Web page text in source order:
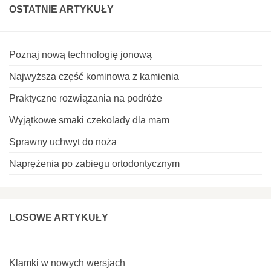
OSTATNIE ARTYKUŁY
Poznaj nową technologię jonową
Najwyższa część kominowa z kamienia
Praktyczne rozwiązania na podróże
Wyjątkowe smaki czekolady dla mam
Sprawny uchwyt do noża
Naprężenia po zabiegu ortodontycznym
LOSOWE ARTYKUŁY
Klamki w nowych wersjach